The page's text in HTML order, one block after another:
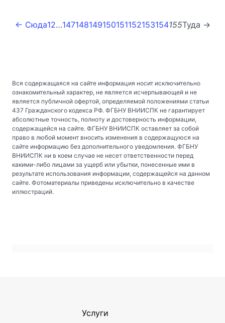
← Сюда12…147148149150151152153154155Туда →
Вся содержащаяся на сайте информация носит исключительно
ознакомительный характер, не является исчерпывающей и не
является публичной офертой, определяемой положениями статьи
437 Гражданского кодекса РФ. ФГБНУ ВНИИСПК не гарантирует
абсолютные точность, полноту и достоверность информации,
содержащейся на сайте. ФГБНУ ВНИИСПК оставляет за собой
право в любой момент вносить изменения в содержащуюся на
сайте информацию без дополнительного уведомления. ФГБНУ
ВНИИСПК ни в коем случае не несет ответственности перед
какими-либо лицами за ущерб или убытки, понесенные ими в
результате использования информации, содержащейся на данном
сайте. Фотоматериалы приведены исключительно в качестве
иллюстраций.
Услуги